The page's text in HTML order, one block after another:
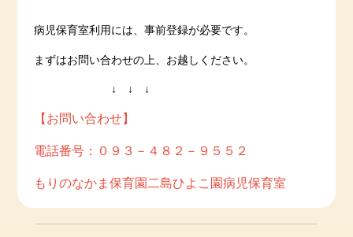
病児保育室利用には、事前登録が必要です。
まずはお問い合わせの上、お越しください。
↓ ↓ ↓
【お問い合わせ】
電話番号：０９３－４８２－９５５２
もりのなかま保育園二島ひよこ園病児保育室